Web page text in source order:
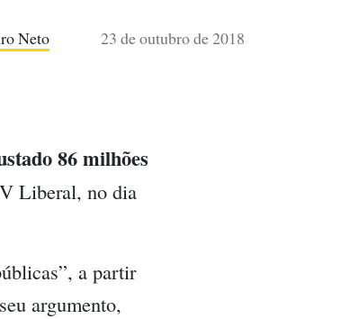
Neto 23 de outubro de 2018
86 milhões
Liberal, no dia
a partir
argumento,